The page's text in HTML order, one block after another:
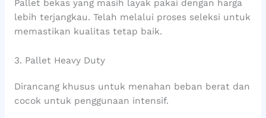
Pallet bekas yang masih layak pakai dengan harga
lebih terjangkau. Telah melalui proses seleksi untuk
memastikan kualitas tetap baik.
3. Pallet Heavy Duty
Dirancang khusus untuk menahan beban berat dan
cocok untuk penggunaan intensif.